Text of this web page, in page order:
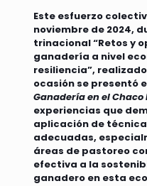
Este esfuerzo
noviembre de 2024,
trinacional “Retos y
ganadería a nivel
resiliencia”, realizado
ocasión se presentó
Ganadería en el Chaco
experiencias que
aplicación de
adecuadas,
áreas de pastoreo
efectiva a la
ganadero en esta